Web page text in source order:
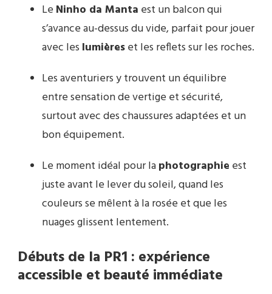
Le Ninho da Manta est un balcon qui
s’avance au-dessus du vide, parfait pour jouer
avec les lumièreset les reflets sur les roches.
Les aventuriers y trouvent un équilibre
entre sensation de vertige et sécurité,
surtout avec des chaussures adaptées et un
bon équipement.
Le moment idéal pour laphotographie est
juste avant le lever du soleil, quand les
couleurs se mêlent à la rosée et que les
nuages glissent lentement.
Débuts de la PR1 : expérience
accessible et beauté immédiate